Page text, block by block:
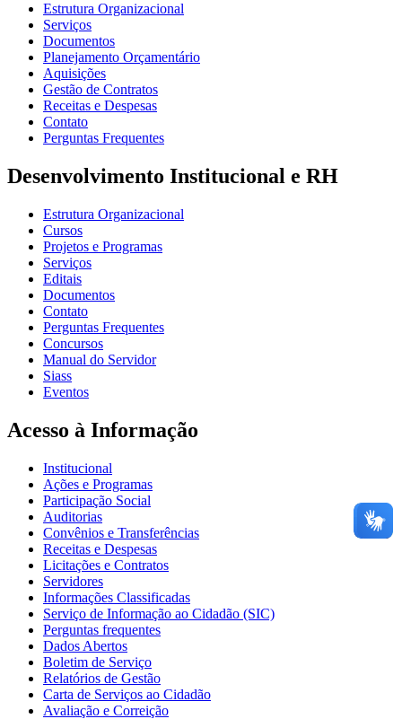
Estrutura Organizacional
Serviços
Documentos
Planejamento Orçamentário
Aquisições
Gestão de Contratos
Receitas e Despesas
Contato
Perguntas Frequentes
Desenvolvimento Institucional e RH
Estrutura Organizacional
Cursos
Projetos e Programas
Serviços
Editais
Documentos
Contato
Perguntas Frequentes
Concursos
Manual do Servidor
Siass
Eventos
Acesso à Informação
Institucional
Ações e Programas
Participação Social
Auditorias
Convênios e Transferências
Receitas e Despesas
Licitações e Contratos
Servidores
Informações Classificadas
Serviço de Informação ao Cidadão (SIC)
Perguntas frequentes
Dados Abertos
Boletim de Serviço
Relatórios de Gestão
Carta de Serviços ao Cidadão
Avaliação e Correição